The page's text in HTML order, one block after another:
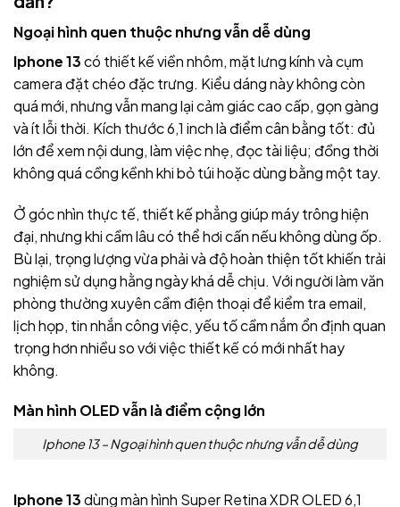
Ngoại hình quen thuộc nhưng vẫn dễ dùng
Iphone 13có thiết kế viền nhôm, mặt lưng kính và cụm
camera đặt chéo đặc trưng. Kiểu dáng này không còn
quá mới, nhưng vẫn mang lại cảm giác cao cấp, gọn gàng
và ít lỗi thời. Kích thước 6,1 inch là điểm cân bằng tốt: đủ
lớn để xem nội dung, làm việc nhẹ, đọc tài liệu; đồng thời
không quá cồng kềnh khi bỏ túi hoặc dùng bằng một tay.
Ở góc nhìn thực tế, thiết kế phẳng giúp máy trông hiện
đại, nhưng khi cầm lâu có thể hơi cấn nếu không dùng ốp.
Bù lại, trọng lượng vừa phải và độ hoàn thiện tốt khiến trải
nghiệm sử dụng hằng ngày khá dễ chịu. Với người làm văn
phòng thường xuyên cầm điện thoại để kiểm tra email,
lịch họp, tin nhắn công việc, yếu tố cầm nắm ổn định quan
trọng hơn nhiều so với việc thiết kế có mới nhất hay
không.
Màn hình OLED vẫn là điểm cộng lớn
Iphone 13 – Ngoại hình quen thuộc nhưng vẫn dễ dùng
Iphone 13dùng màn hình Super Retina XDR OLED 6,1